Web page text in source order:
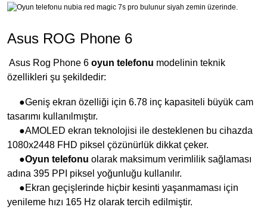
Asus ROG Phone 6
Asus Rog Phone 6 oyun telefonu modelinin teknik
özellikleri şu şekildedir:
●Geniş ekran özelliği için 6.78 inç kapasiteli büyük cam
tasarımı kullanılmıştır.
●AMOLED ekran teknolojisi ile desteklenen bu cihazda
1080x2448 FHD piksel çözünürlük dikkat çeker.
●Oyun telefonu olarak maksimum verimlilik sağlaması
adına 395 PPI piksel yoğunluğu kullanılır.
●Ekran geçişlerinde hiçbir kesinti yaşanmaması için
yenileme hızı 165 Hz olarak tercih edilmiştir.